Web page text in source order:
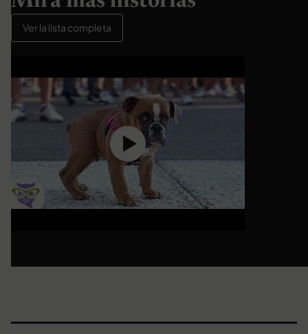
Ver la lista completa